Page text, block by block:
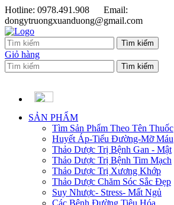
Hotline: 0978.491.908
Email:
dongytruongxuanduong@gmail.com
Giỏ hàng
SẢN PHẨM
Tìm Sản Phẩm Theo Tên Thuốc
Huyết Áp-Tiểu Đường-Mỡ Máu
Thảo Dược Trị Bệnh Gan - Mật
Thảo Dược Trị Bệnh Tim Mạch
Thảo Dược Trị Xương Khớp
Thảo Dược Chăm Sóc Sắc Đẹp
Suy Nhược- Stress- Mất Ngủ
Các Bệnh Đường Tiêu Hóa